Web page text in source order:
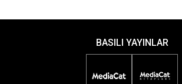
BASILI YAYINLAR